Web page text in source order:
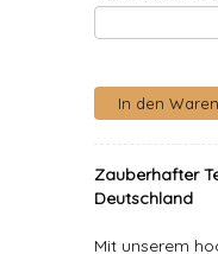
Zauberhafter
Deutschland
Mit unserem